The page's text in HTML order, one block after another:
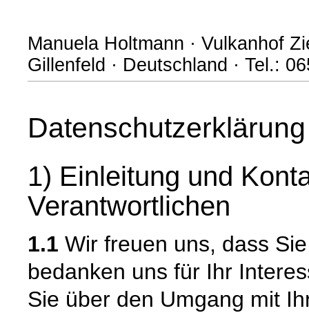
Manuela Holtmann · Vulkanhof
Gillenfeld · Deutschland · Tel.:
Datenschutzerklärung
1) Einleitung und
Verantwortlichen
1.1 Wir freuen uns, dass
bedanken uns für Ihr
Sie über den Umgang mit